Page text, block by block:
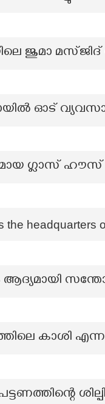
ജുമാ മസ്ജിദ്
ഓട്
ഗ്ലാസ് ഹൗസ്
the headquarters
ആദ്യമായി
കാശി